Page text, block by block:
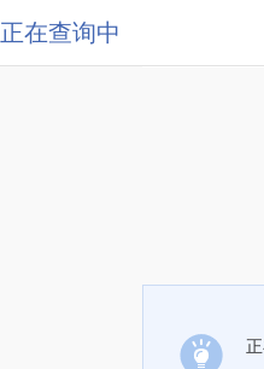
正在查询中